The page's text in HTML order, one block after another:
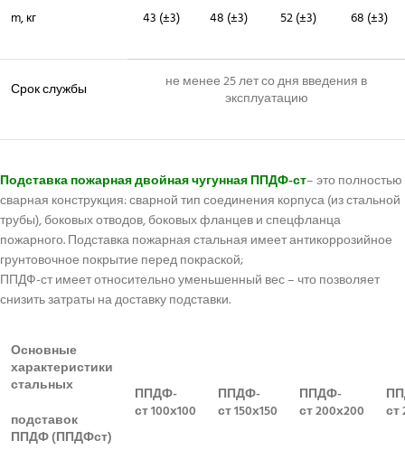
m, кг 43 (±3) 48 (±3) 52 (±3) 68 (±3)
Срок службы
не менее 25 лет со дня введения в
эксплуатацию
Подставка пожарная двойная чугунная ППДФ-ст– это полностью
сварная конструкция: сварной тип соединения корпуса (из стальной
трубы), боковых отводов, боковых фланцев и спецфланца
пожарного. Подставка пожарная стальная имеет антикоррозийное
грунтовочное покрытие перед покраской;
ППДФ-ст имеет относительно уменьшенный вес – что позволяет
снизить затраты на доставку подставки.
Основные
характеристики
стальных
подставок
ППДФ (ППДФст)
ППДФ-
ст100х100
ППДФ-
ст150х150
ППДФ-
ст200х200
ст